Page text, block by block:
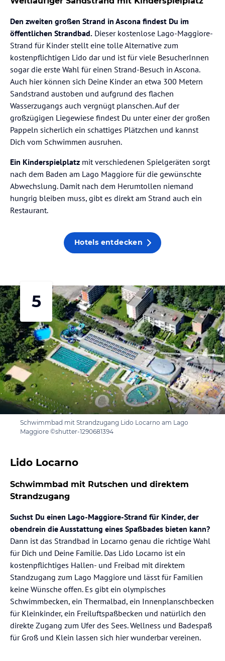
Den zweiten großen Strand in Ascona findest Du im
öffentlichen Strandbad. Dieser kostenlose Lago-Maggiore-
Strand für Kinder stellt eine tolle Alternative zum
kostenpflichtigen Lido dar und ist für viele BesucherInnen
sogar die erste Wahl für einen Strand-Besuch in Ascona.
Auch hier können sich Deine Kinder an etwa 300 Metern
Sandstrand austoben und aufgrund des flachen
Wasserzugangs auch vergnügt planschen. Auf der
großzügigen Liegewiese findest Du unter einer der großen
Pappeln sicherlich ein schattiges Plätzchen und kannst
Dich vom Schwimmen ausruhen.
Ein Kinderspielplatz mit verschiedenen Spielgeräten sorgt
nach dem Baden am Lago Maggiore für die gewünschte
Abwechslung. Damit nach dem Herumtollen niemand
hungrig bleiben muss, gibt es direkt am Strand auch ein
Restaurant.
Hotels entdecken
5
Schwimmbad mit Strandzugang Lido Locarno am Lago
Maggiore ©shutter-1290681394
Lido Locarno
Schwimmbad mit Rutschen und direktem
Strandzugang
Suchst Du einen Lago-Maggiore-Strand für Kinder, der
obendrein die Ausstattung eines Spaßbades bieten kann?
Dann ist das Strandbad in Locarno genau die richtige Wahl
für Dich und Deine Familie. Das Lido Locarno ist ein
kostenpflichtiges Hallen- und Freibad mit direktem
Standzugang zum Lago Maggiore und lässt für Familien
keine Wünsche offen. Es gibt ein olympisches
Schwimmbecken, ein Thermalbad, ein Innenplanschbecken
für Kleinkinder, ein Freiluftspaßbecken und natürlich den
direkte Zugang zum Ufer des Sees. Wellness und Badespaß
für Groß und Klein lassen sich hier wunderbar vereinen.